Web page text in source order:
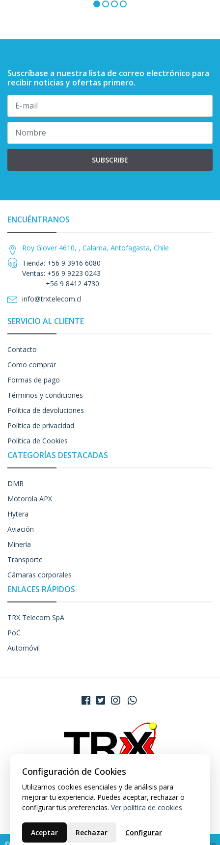
Suscríbase a nuestra lista de correo electrónico para
recibir noticias y ofertas primero.
SUBSCRIBE
ENCUÉNTRANOS
Roy Glover 4610, , Calama, Antofagasta, Chile
Tienda: +56 9 3916 6080
Ventas: +56 9 9223 0243
+56 9 8412 4730
info@trxtelecom.cl
SERVICIO AL CLIENTE
Contacto
Como comprar
Formas de pago
Términos y condiciones
Política de devoluciones
Política de privacidad
Política de Cookies
CATEGORÍAS DESTACADAS
DMR
Motorola APX
Hytera
Aviación
Minería
Transporte
Cámaras corporales
ENLACES RÁPIDOS
TRX Telecom SpA
PoC
Automóvil
Configuración de Cookies
Utilizamos cookies esenciales y de análisis para
mejorar tu experiencia. Puedes aceptar, rechazar o
configurar tus preferencias. Ver política de cookies
Aceptar Rechazar Configurar